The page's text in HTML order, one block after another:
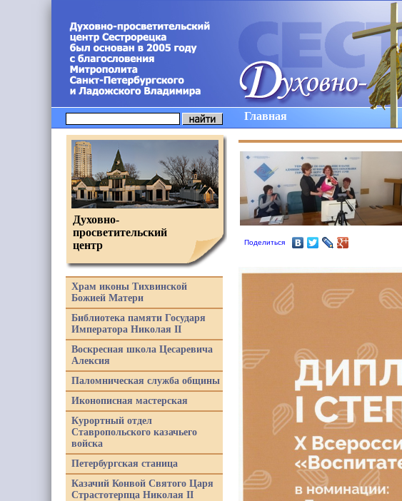
Главная
Поделиться
Духовно-
просветительский
центр
Храм иконы Тихвинской
Божией Матери
Библиотека памяти Государя
Императора Николая II
Воскресная школа Цесаревича
Алексия
Паломническая служба общины
Иконописная мастерская
Курортный отдел
Ставропольского казачьего
войска
Петербургская станица
Казачий Конвой Святого Царя
Страстотерпца Николая II